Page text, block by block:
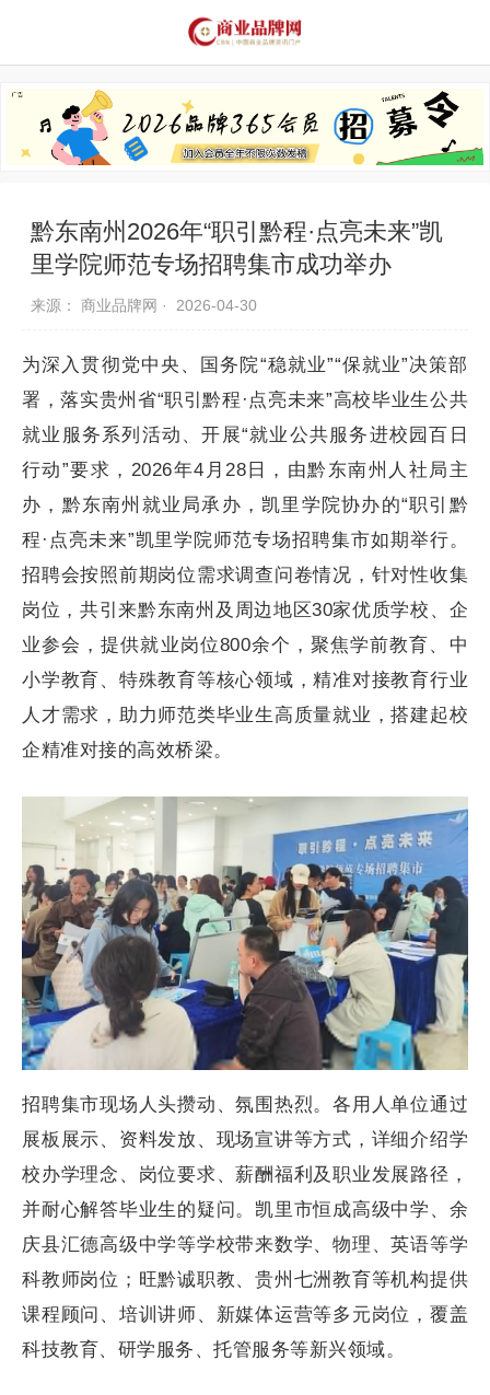
推荐品牌 品牌故事
黔东南州2026年“职引黔程·点亮未来”凯
里学院师范专场招聘集市成功举办
来源： 商业品牌网 · 2026-04-30
为深入贯彻党中央、国务院“稳就业”“保就业”决策部
署，落实贵州省“职引黔程·点亮未来”高校毕业生公共
就业服务系列活动、开展“就业公共服务进校园百日
行动”要求，2026年4月28日，由黔东南州人社局主
办，黔东南州就业局承办，凯里学院协办的“职引黔
程·点亮未来”凯里学院师范专场招聘集市如期举行。
招聘会按照前期岗位需求调查问卷情况，针对性收集
岗位，共引来黔东南州及周边地区30家优质学校、企
业参会，提供就业岗位800余个，聚焦学前教育、中
小学教育、特殊教育等核心领域，精准对接教育行业
人才需求，助力师范类毕业生高质量就业，搭建起校
企精准对接的高效桥梁。
招聘集市现场人头攒动、氛围热烈。各用人单位通过
展板展示、资料发放、现场宣讲等方式，详细介绍学
校办学理念、岗位要求、薪酬福利及职业发展路径，
并耐心解答毕业生的疑问。凯里市恒成高级中学、余
庆县汇德高级中学等学校带来数学、物理、英语等学
科教师岗位；旺黔诚职教、贵州七洲教育等机构提供
课程顾问、培训讲师、新媒体运营等多元岗位，覆盖
科技教育、研学服务、托管服务等新兴领域。